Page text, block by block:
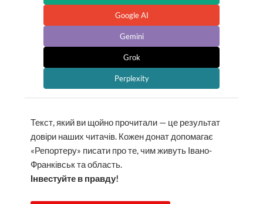
Google AI
Gemini
Grok
Perplexity
Текст, який ви щойно прочитали — це результат
довіри наших читачів. Кожен донат допомагає
«Репортеру» писати про те, чим живуть Івано-
Франківськ та область.
Інвестуйте в правду!